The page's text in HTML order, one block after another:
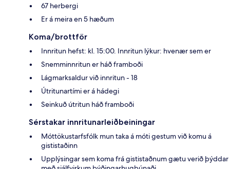
67 herbergi
Er á meira en 5 hæðum
Koma/brottför
Innritun hefst: kl. 15:00. Innritun lýkur: hvenær sem er
Snemminnritun er háð framboði
Lágmarksaldur við innritun - 18
Útritunartími er á hádegi
Seinkuð útritun háð framboði
Sérstakar innritunarleiðbeiningar
Móttökustarfsfólk mun taka á móti gestum við komu á
gististaðinn
Upplýsingar sem koma frá gististaðnum gætu verið þýddar